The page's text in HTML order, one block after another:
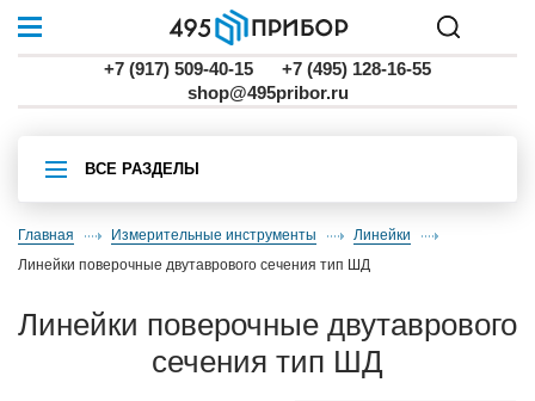
+7 (917) 509-40-15
+7 (495) 128-16-55
shop@495pribor.ru
ВСЕ РАЗДЕЛЫ
Главная Измерительные инструменты
линейки
Линейки поверочные двутаврового сечения тип ШД
Линейки поверочные двутаврового
сечения тип ШД